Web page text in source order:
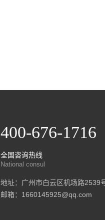
400-676-1716
全国咨询热线
National consul
地址：广州市白云区机场路2539
邮箱：1660145925@qq.com